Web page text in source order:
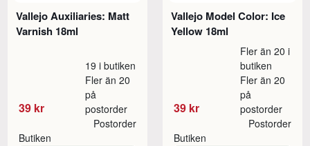
Vallejo Auxiliaries: Matt
Varnish 18ml
39 kr
19 i butiken
Fler än 20
på
postorder
Butiken
Postorder
Vallejo Model Color: Ice
Yellow 18ml
39 kr
Fler än 20 i
butiken
Fler än 20
på
postorder
Butiken
Postorder